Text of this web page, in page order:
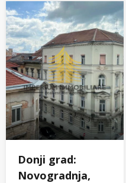
Donji grad:
Novogradnja,